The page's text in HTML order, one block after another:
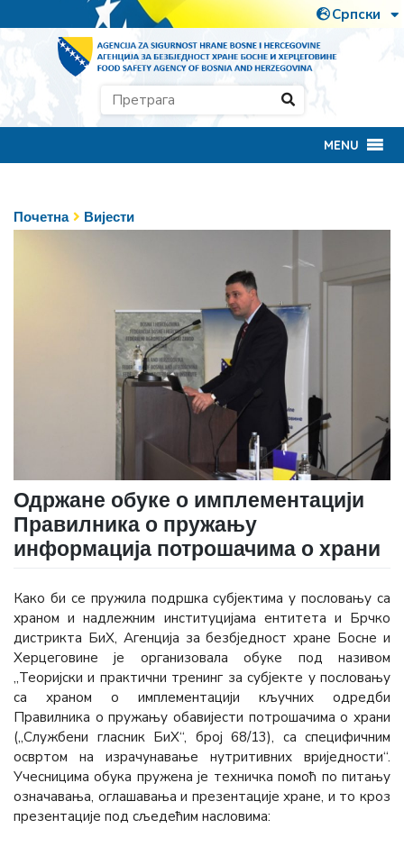
MENU
Почетна Вијести
Одржане обуке о имплементацији
Правилника о пружању
информација потрошачима о храни
Како би се пружила подршка субјектима у пословању са
храном и надлежним институцијама ентитета и Брчко
дистрикта БиХ, Агенција за безбједност хране Босне и
Херцеговине је организовала обуке под називом
„Теоријски и практични тренинг за субјекте у пословању
са храном о имплементацији кључних одредби
Правилника о пружању обавијести потрошачима о храни
(„Службени гласник БиХ“, број 68/13), са специфичним
освртом на израчунавање нутритивних вриједности“.
Учесницима обука пружена је техничка помоћ по питању
означавања, оглашавања и презентације хране, и то кроз
презентације под сљедећим насловима: